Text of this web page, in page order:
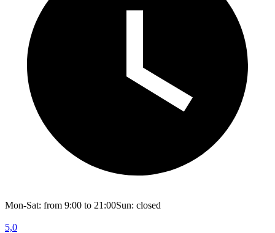
Mon-Sat: from 9:00 to 21:00Sun: closed
5,0